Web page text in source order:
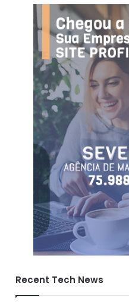
Recent Tech News